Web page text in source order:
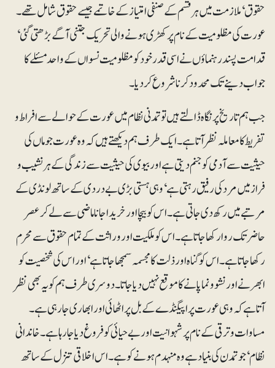
حقوق‘ ملازمت میں ہر قسم کے صنفی امتیاز کے خاتمے جیسے حقوق شامل تھے۔
عورت کی مظلومیت کے نام پر کھڑی ہونے والی تحریک جتنی آگے بڑھتی گئی‘
قدامت پسند رہنماؤں نے اسی قدر خود کو مظلومیت نسواں کے واحد مسئلے کا
جواب دینے تک محدود کرنا شروع کر دیا۔
جب ہم تاریخ پر نگاہ ڈالتے ہیں تو تمدنی نظام میں عورت کے حوالے سے افراط و
تفریط کا معاملہ نظر آتا ہے۔ ایک طرف ہم دیکھتے ہیں کہ وہ عورت جو ماں کی
حیثیت سے آدمی کو جنم دیتی ہے اور بیوی کی حیثیت سے زندگی کے ہر نشیب و
فراز میں مرد کی رفیق رہتی ہے‘ وہی ہستی بڑی بے دردی کے ساتھ لونڈی کے
مرتبے میں رکھ دی جاتی ہے۔ اس کو بیچا اور خریدا جانا ماضی سے لے کر عصر
حاضر تک روا رکھا جاتا ہے۔ اس کو ملکیت اور وراثت کے تمام حقوق سے محرم
رکھا جاتا ہے۔ اس کو گناہ اور ذلت کا مجسمہ سمجھا جاتا ہے‘ اور اس کی شخصیت کو
ابھرنے اور نشوونما پانے کا موقع نہیں دیا جاتا۔ دوسری طرف ہم کو یہ بھی نظر
آتا ہے کہ وہی عورت پراپیگنڈے کے بل پر اٹھائی اور ابھاری جا رہی ہے۔
مساوات و ترقی کے نام پر شہوانیت اور بے حیائی کو فروغ دیا جا رہا ہے۔ خاندانی
نظام‘ جو تمدن کی بنیاد ہے وہ منہدم ہونے کو ہے۔ اس اخلاقی تنزل کے ساتھ